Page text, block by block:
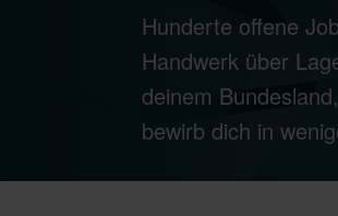
Hunderte offene
Handwerk über
deinem
bewirb dich in